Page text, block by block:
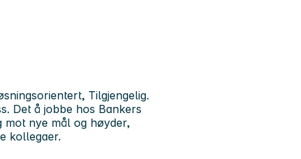
Tilgjengelig.
Det å jobbe hos Bankers
mot nye mål og høyder,
kollegaer.